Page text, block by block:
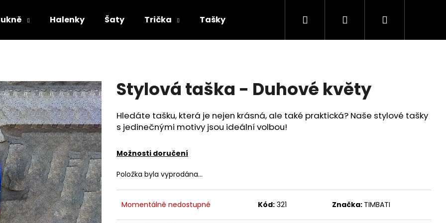
Halenky Šaty Trička Tašky Hledat PřihlášeníNákupní
Stylová taška - Duhové květy
Hledáte tašku, která je nejen krásná, ale také praktická? Naše stylové tašky
s jedinečnými motivy jsou ideální volbou!
Možnosti doručení
Položka byla vyprodána…
Momentálně nedostupné Kód: 321 Značka: TIMBATI
HLEDAT
Doporučujeme
DLOUHÁ SUKNĚ - MODRÉ VLNY